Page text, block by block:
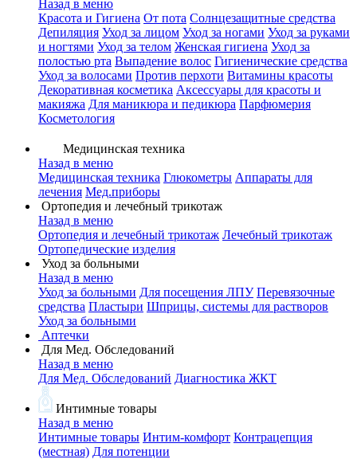
Назад в меню
Красота и Гигиена От пота Солнцезащитные средства
Депиляция Уход за лицом Уход за ногами Уход за руками
и ногтями Уход за телом Женская гигиена Уход за
полостью рта Выпадение волос Гигиенические средства
Уход за волосами Против перхоти Витамины красоты
Декоративная косметика Аксессуары для красоты и
макияжа Для маникюра и педикюра Парфюмерия
Косметология
Медицинская техника
Назад в меню
Медицинская техника Глюкометры Аппараты для
лечения Мед.приборы
Ортопедия и лечебный трикотаж
Назад в меню
Ортопедия и лечебный трикотаж Лечебный трикотаж
Ортопедические изделия
Уход за больными
Назад в меню
Уход за больными Для посещения ЛПУ Перевязочные
средства Пластыри Шприцы, системы для растворов
Уход за больными
Аптечки
Для Мед. Обследований
Назад в меню
Для Мед. Обследований Диагностика ЖКТ
Интимные товары
Назад в меню
Интимные товары Интим-комфорт Контрацепция
(местная) Для потенции